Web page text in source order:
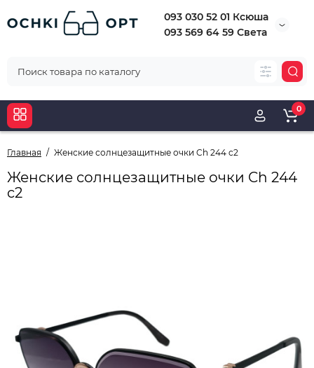
093 030 52 01 Ксюша
093 569 64 59 Света
0
Главная Женские солнцезащитные очки Ch 244 c2
Женские солнцезащитные очки Ch 244
c2